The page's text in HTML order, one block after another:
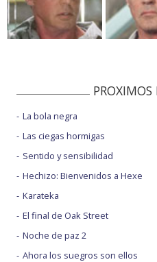
PROXIMOS
La bola negra
Las ciegas hormigas
Sentido y sensibilidad
Hechizo: Bienvenidos a Hexe
Karateka
El final de Oak Street
Noche de paz 2
Ahora los suegros son ellos